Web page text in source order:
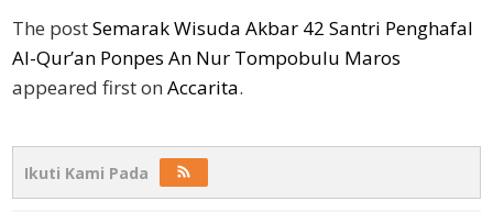
The postSemarak Wisuda Akbar 42 Santri Penghafal
Al-Qur’an Ponpes An Nur Tompobulu Maros
appeared first on Accarita.
Ikuti Kami Pada